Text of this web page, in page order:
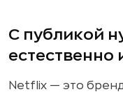
С публикой
естественно
Netflix — это